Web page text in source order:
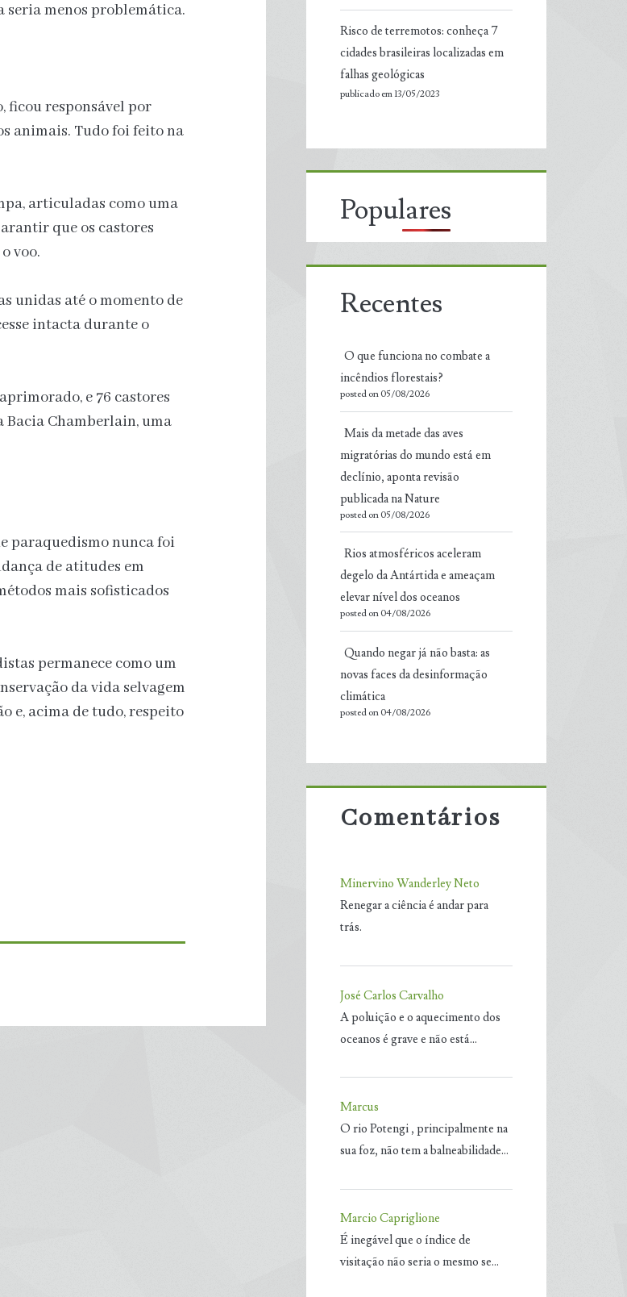
seria menos problemática.
ficou responsável por
animais. Tudo foi feito na
articuladas como uma
que os castores
voo.
unidas até o momento de
intacta durante o
e 76 castores
Bacia Chamberlain, uma
paraquedismo nunca foi
de atitudes em
mais sofisticados
permanece como um
da vida selvagem
e, acima de tudo, respeito
Risco de terremotos: conheça 7
cidades brasileiras localizadas em
falhas geológicas
publicado em 13/05/2023
Populares
Recentes
O que funciona no combate a
incêndios florestais?
posted on 05/08/2026
Mais da metade das aves
migratórias do mundo está em
declínio, aponta revisão
publicada na Nature
posted on 05/08/2026
Rios atmosféricos aceleram
degelo da Antártida e ameaçam
elevar nível dos oceanos
posted on 04/08/2026
Quando negar já não basta: as
novas faces da desinformação
climática
posted on 04/08/2026
Comentários
Minervino Wanderley Neto
Renegar a ciência é andar para
trás.
José Carlos Carvalho
A poluição e o aquecimento dos
oceanos é grave e não está…
Marcus
O rio Potengi , principalmente na
sua foz, não tem a balneabilidade…
Marcio Capriglione
É inegável que o índice de
visitação não seria o mesmo se…